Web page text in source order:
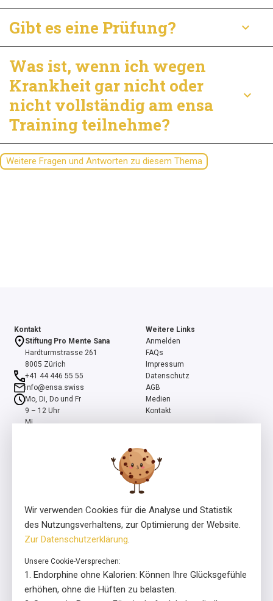
Gibt es eine Prüfung? keyboard_arrow_down
Was ist, wenn ich wegen
Krankheit gar nicht oder
nicht vollständig am ensa
Training teilnehme?
keyboard_arrow_down
Weitere Fragen und Antworten zu diesem Thema
Kontakt
Stiftung Pro Mente Sana
Hardturmstrasse 261
8005 Zürich
+41 44 446 55 55
info@ensa.swiss
Mo, Di, Do und Fr
9 – 12 Uhr
Mi
Weitere Links
Anmelden
FAQs
Impressum
Datenschutz
AGB
Medien
Kontakt
ensa ist ein Programm der Stiftung Pro Mente Sana, mitinitiiert und
unterstützt durch die Beisheim Stiftung.
In Zusammenarbeit mit
Wir verwenden Cookies für die Analyse und Statistik
des Nutzungsverhaltens, zur Optimierung der Website.
Zur Datenschutzerklärung
Unsere Cookie-Versprechen:
Endorphine ohne Kalorien: Können Ihre Glücksgefühle
erhöhen, ohne die Hüften zu belasten.